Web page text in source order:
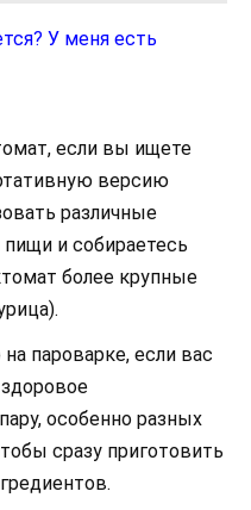
У меня есть
если вы ищете
версию
различные
и собираетесь
более крупные
пароварке, если вас
особенно разных
сразу приготовить